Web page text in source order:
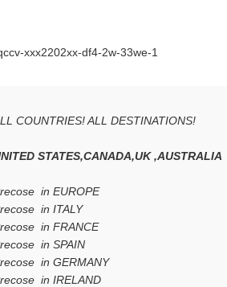
xxx2202xx-df4-2w-33we-1
COUNTRIES! ALL DESTINATIONS!
STATES,CANADA,UK ,AUSTRALIA
in EUROPE
in ITALY
in FRANCE
in SPAIN
in GERMANY
in IRELAND